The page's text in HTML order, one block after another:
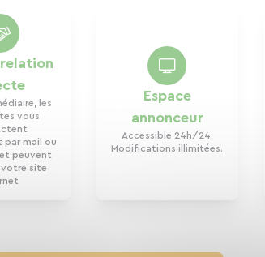
relation
les
vous
par mail ou
peuvent
votre site
Espace
annonceur
Accessible 24h/24.
Modifications illimitées.